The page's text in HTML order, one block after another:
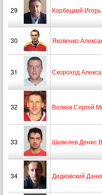
29 Корбецкий
30 Яковенко
31 Скороход
32 Волков Сергей
33 Шевелев Денис
34 Дидковский